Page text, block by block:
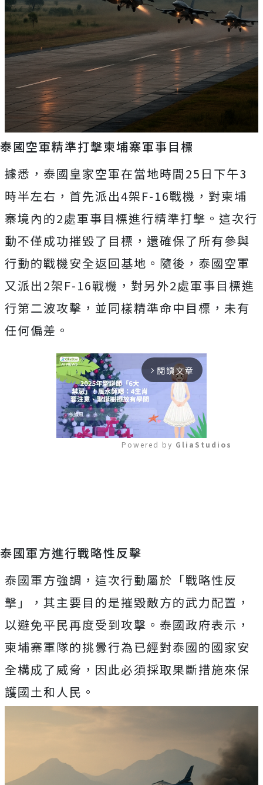
泰國空軍精準打擊柬埔寨軍事目標
據悉，泰國皇家空軍在當地時間25日下午3
時半左右，首先派出4架F-16戰機，對柬埔
寨境內的2處軍事目標進行精準打擊。這次行
動不僅成功摧毀了目標，還確保了所有參與
行動的戰機安全返回基地。隨後，泰國空軍
又派出2架F-16戰機，對另外2處軍事目標進
行第二波攻擊，並同樣精準命中目標，未有
任何偏差。
arrow_forward_ios 閱讀文章
Powered by GliaStudios
泰國軍方進行戰略性反擊
泰國軍方強調，這次行動屬於「戰略性反
擊」，其主要目的是摧毀敵方的武力配置，
以避免平民再度受到攻擊。泰國政府表示，
柬埔寨軍隊的挑釁行為已經對泰國的國家安
全構成了威脅，因此必須採取果斷措施來保
護國土和人民。